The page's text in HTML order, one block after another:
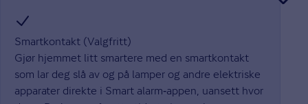
Smartkontakt (Valgfritt)
Gjør hjemmet litt smartere med en smartkontakt
som lar deg slå av og på lamper og andre elektriske
apparater direkte i Smart alarm‑appen, uansett hvor